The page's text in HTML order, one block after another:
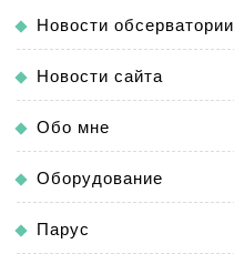
Новости обсерватории
Новости сайта
Обо мне
Оборудование
Парус